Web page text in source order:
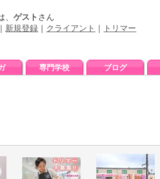
、ゲスト さん
新規登録 クライアント トリマー
専門学校 ブログ